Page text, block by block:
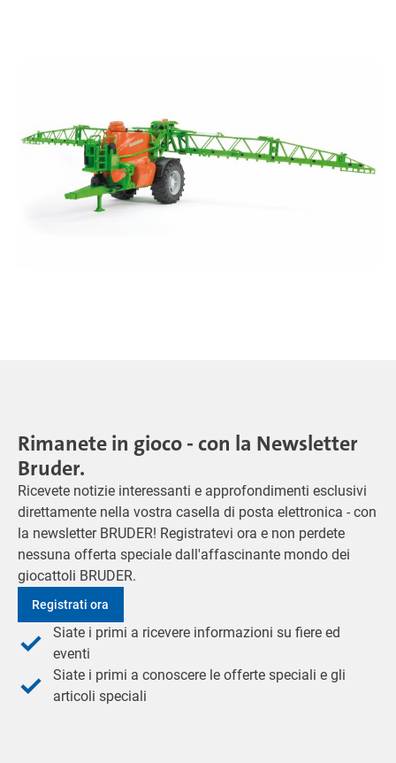
Rimanete in gioco - con la Newsletter
Bruder.
Ricevete notizie interessanti e approfondimenti esclusivi
direttamente nella vostra casella di posta elettronica - con
la newsletter BRUDER! Registratevi ora e non perdete
nessuna offerta speciale dall'affascinante mondo dei
giocattoli BRUDER.
Registrati ora
Siate i primi a ricevere informazioni su fiere ed
eventi
Siate i primi a conoscere le offerte speciali e gli
articoli speciali